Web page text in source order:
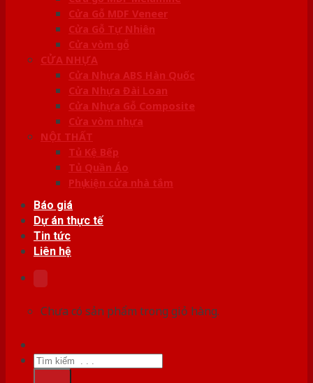
Cửa Gỗ MDF Veneer
Cửa Gỗ Tự Nhiên
Cửa vòm gỗ
CỬA NHỰA
Cửa Nhựa ABS Hàn Quốc
Cửa Nhựa Đài Loan
Cửa Nhựa Gỗ Composite
Cửa vòm nhựa
NỘI THẤT
Tủ Kệ Bếp
Tủ Quần Áo
Phụ kiện cửa nhà tắm
Báo giá
Dự án thực tế
Tin tức
Liên hệ
Chưa có sản phẩm trong giỏ hàng.
Tìm
kiếm: